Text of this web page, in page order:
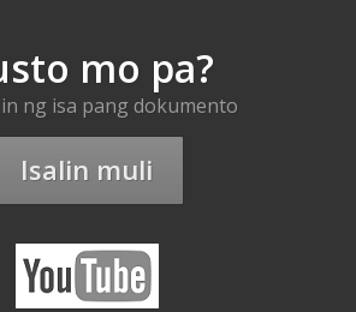
mo pa?
ng isa pang dokumento
Isalin muli